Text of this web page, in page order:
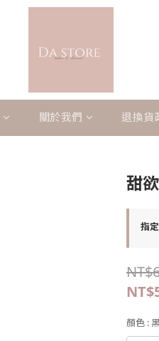
關於我們 退換貨
甜
指
顏色 :